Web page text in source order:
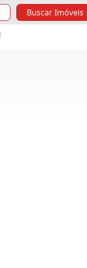
Buscar Imóveis